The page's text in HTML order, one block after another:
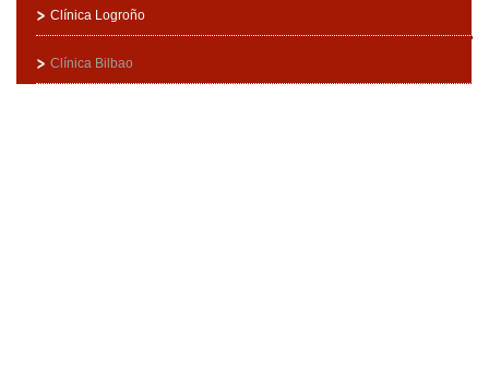
Clínica Logroño
Clínica Bilbao